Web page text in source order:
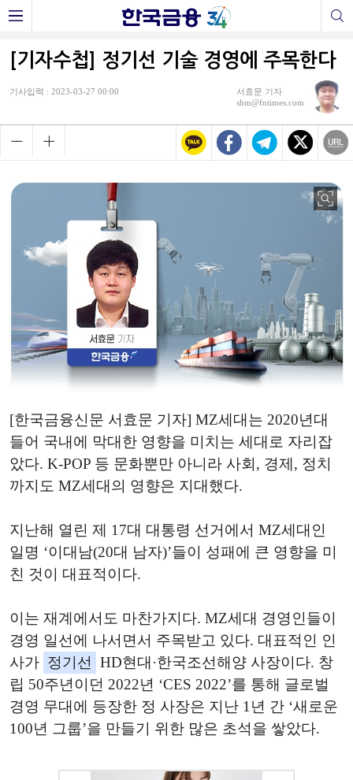
[기자수첩] 정기선 기술 경영에 주목한다
기사입력 : 2023-03-27 00:00
서효문 기자
shm@fntimes.com
[한국금융신문 서효문 기자] MZ세대는 2020년대
들어 국내에 막대한 영향을 미치는 세대로 자리잡
았다. K-POP 등 문화뿐만 아니라 사회, 경제, 정치
까지도 MZ세대의 영향은 지대했다.
지난해 열린 제 17대 대통령 선거에서 MZ세대인
일명 ‘이대남(20대 남자)’들이 성패에 큰 영향을 미
친 것이 대표적이다.
이는 재계에서도 마찬가지다. MZ세대 경영인들이
경영 일선에 나서면서 주목받고 있다. 대표적인 인
사가 정기선
HD현대·한국조선해양 사장이다. 창
립 50주년이던 2022년 ‘CES 2022’를 통해 글로벌
경영 무대에 등장한 정 사장은 지난 1년 간 ‘새로운
100년 그룹’을 만들기 위한 많은 초석을 쌓았다.